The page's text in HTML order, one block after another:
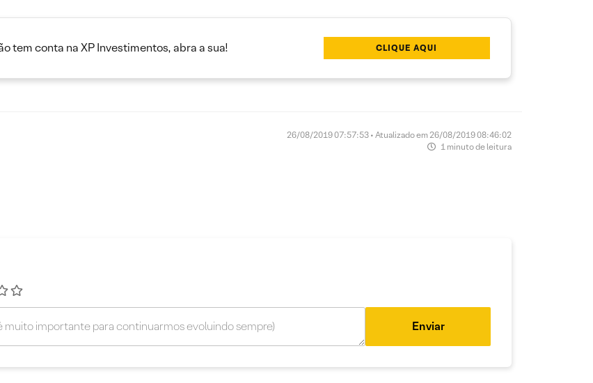
tem conta na XP Investimentos, abra a sua! CLIQUE AQUI
26/08/2019 07:57:53 • Atualizado em 26/08/2019 08:46:02
1 minuto de leitura
Enviar